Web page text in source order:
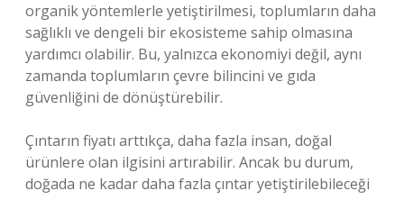
organik yöntemlerle yetiştirilmesi, toplumların daha
sağlıklı ve dengeli bir ekosisteme sahip olmasına
yardımcı olabilir. Bu, yalnızca ekonomiyi değil, aynı
zamanda toplumların çevre bilincini ve gıda
güvenliğini de dönüştürebilir.
Çıntarın fiyatı arttıkça, daha fazla insan, doğal
ürünlere olan ilgisini artırabilir. Ancak bu durum,
doğada ne kadar daha fazla çıntar yetiştirilebileceği